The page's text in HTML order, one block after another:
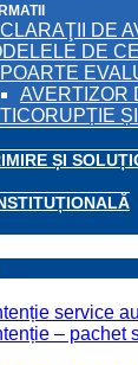
DE
DE
AVERTIZOR
ȘI
service
– pachet